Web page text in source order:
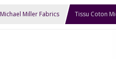
Michael Miller Fabrics Tissu Coton